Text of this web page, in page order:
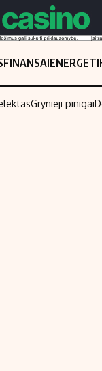
FINANSAI
Grynieji pinigai